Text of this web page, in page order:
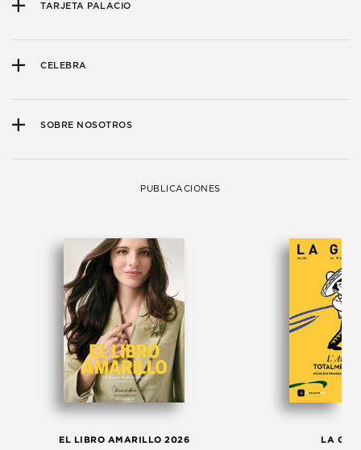
TARJETA PALACIO
CELEBRA
SOBRE NOSOTROS
PUBLICACIONES
EL LIBRO AMARILLO 2026 LA